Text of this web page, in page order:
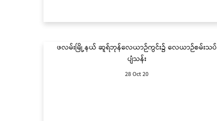
ဖလမ်းမြို့နယ် ဆူရ်ဘုန်လေယာဉ်ကွင်း၌ လေယာဉ်စမ်းသပ်
ပျံသန်း
28 Oct 20